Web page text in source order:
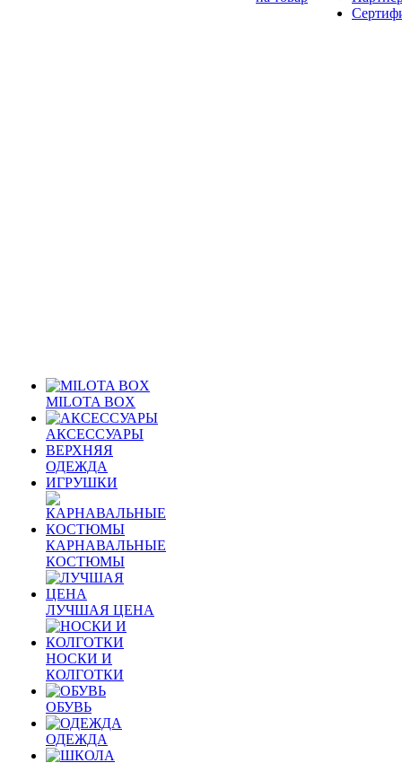
MILOTA BOX
АКСЕССУАРЫ
ВЕРХНЯЯ
ОДЕЖДА
ИГРУШКИ
КАРНАВАЛЬНЫЕ
КОСТЮМЫ
ЛУЧШАЯ ЦЕНА
НОСКИ И
КОЛГОТКИ
ОБУВЬ
ОДЕЖДА